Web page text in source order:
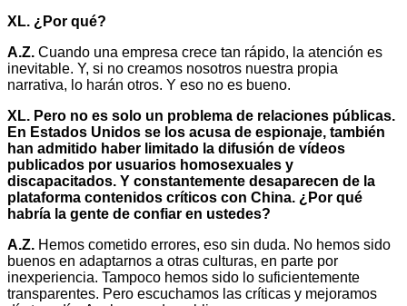
XL. ¿Por qué?
A.Z. Cuando una empresa crece tan rápido, la atención es
inevitable. Y, si no creamos nosotros nuestra propia
narrativa, lo harán otros. Y eso no es bueno.
XL. Pero no es solo un problema de relaciones públicas.
En Estados Unidos se los acusa de espionaje, también
han admitido haber limitado la difusión de vídeos
publicados por usuarios homosexuales y
discapacitados. Y constantemente desaparecen de la
plataforma contenidos críticos con China. ¿Por qué
habría la gente de confiar en ustedes?
A.Z. Hemos cometido errores, eso sin duda. No hemos sido
buenos en adaptarnos a otras culturas, en parte por
inexperiencia. Tampoco hemos sido lo suficientemente
transparentes. Pero escuchamos las críticas y mejoramos